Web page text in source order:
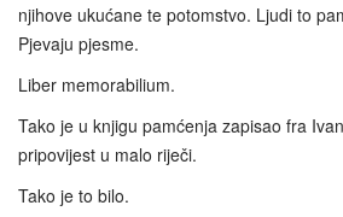
njihove ukućane te potomstvo. Ljudi to
Pjevaju pjesme.
Liber memorabilium.
Tako je u knjigu pamćenja zapisao fra
pripovijest u malo riječi.
Tako je to bilo.